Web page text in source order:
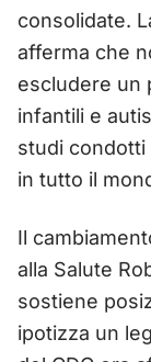
consolidate.
afferma che
escludere un
infantili e
studi condotti
in tutto il
Il
alla Salute
sostiene
ipotizza un